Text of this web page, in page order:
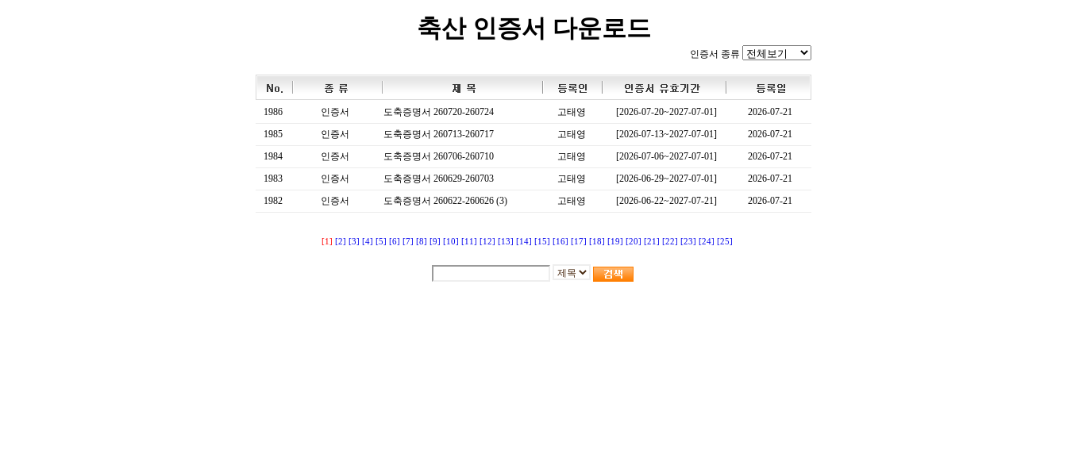
축산 인증서 다운로드
인증서 종류
1986 인증서 도축증명서 260720-260724 고태영 [2026-07-20~2027-07-01]
2026-07-21
1985
인증서 도축증명서 260713-260717 고태영 [2026-07-13~2027-07-01]
2026-07-21
1984
인증서 도축증명서 260706-260710 고태영 [2026-07-06~2027-07-01]
2026-07-21
1983
인증서 도축증명서 260629-260703 고태영 [2026-06-29~2027-07-01]
2026-07-21
1982
인증서 도축증명서 260622-260626 (3) 고태영 [2026-06-22~2027-07-21] 2026-07-21
[1] [2] [3] [4] [5] [6] [7] [8] [9] [10] [11] [12] [13] [14] [15] [16] [17] [18] [19] [20] [21] [22] [23] [24] [25]